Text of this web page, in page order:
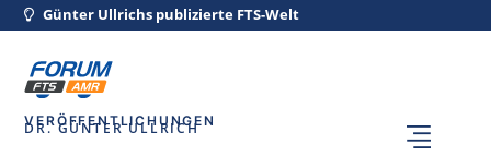
Günter Ullrichs publizierte FTS-Welt
DR. GÜNTER ULLRICH
VERÖFFENTLICHUNGEN